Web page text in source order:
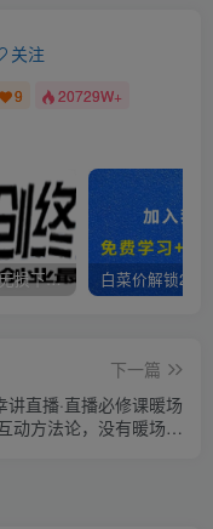
关注
9 20729W+
全网VIP课程 无损下载~
下一篇
讲直播·直播必修课暖场
动方法论，没有暖场互